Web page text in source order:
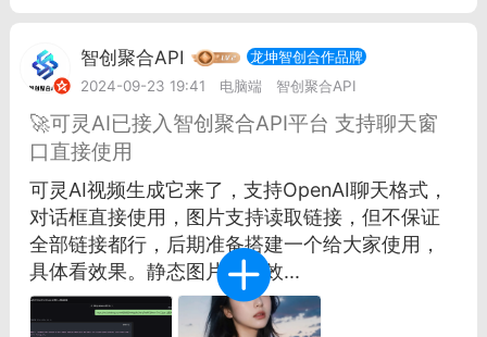
26 00:53
电脑端 公开内容
者怎么接入Claude Opus 5 ？智创聚合
调用
Opus 5 已在 Claude、Claude
API，以及 Amazon Web
、Google Cloud 和 Microsoft Foundry
Max 的新默认模型，并成为
可选择的最强模型。
注接入效率、调用成本和企业报销流程
智创聚合API
龙坤智创合作品牌
2024-09-23 19:41
电脑端 智创聚合API
🚀可灵AI已接入智创聚合API平台 支持聊天窗
口直接使用
可灵AI视频生成它来了，支持OpenAI聊天格式，
对话框直接使用，图片支持读取链接，但不保证
全部链接都行，后期准备搭建一个给大家使用，
具体看效果。静态图片生成效...